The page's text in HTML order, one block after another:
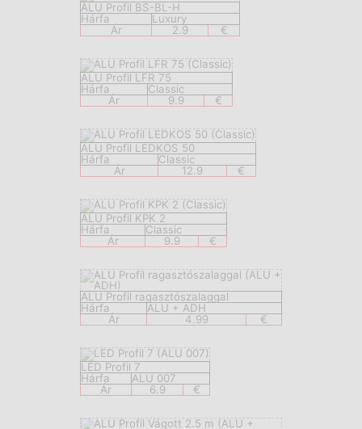
ALU Profil BS-BL-H
Hárfa
Luxury
Ár
2.9 €
ALU Profil LFR 75
Hárfa
Classic
Ár
9.9 €
ALU Profil LEDKOS 50
Hárfa
Classic
Ár
12.9 €
ALU Profil KPK 2
Hárfa
Classic
Ár
9.9 €
ALU Profil ragasztószalaggal
Hárfa
ALU + ADH
Ár
4.99 €
LED Profil 7
Hárfa
ALU 007
Ár
6.9 €